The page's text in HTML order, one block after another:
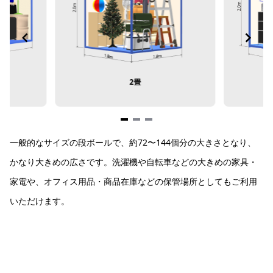
2畳
1
of
一般的なサイズの段ボールで、約72〜144個分の大きさとなり、
かなり大きめの広さです。洗濯機や自転車などの大きめの家具・
家電や、オフィス用品・商品在庫などの保管場所としてもご利用
いただけます。